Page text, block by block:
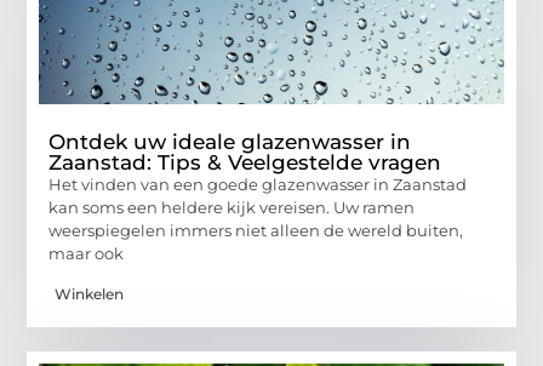
Ontdek uw ideale glazenwasser in
Zaanstad: Tips & Veelgestelde vragen
Het vinden van een goede glazenwasser in Zaanstad
kan soms een heldere kijk vereisen. Uw ramen
weerspiegelen immers niet alleen de wereld buiten,
maar ook
Winkelen